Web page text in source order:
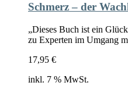
Schmerz – der
„Dieses Buch ist ein
zu Experten im Umgang
17,95 €
inkl. 7 % MwSt.